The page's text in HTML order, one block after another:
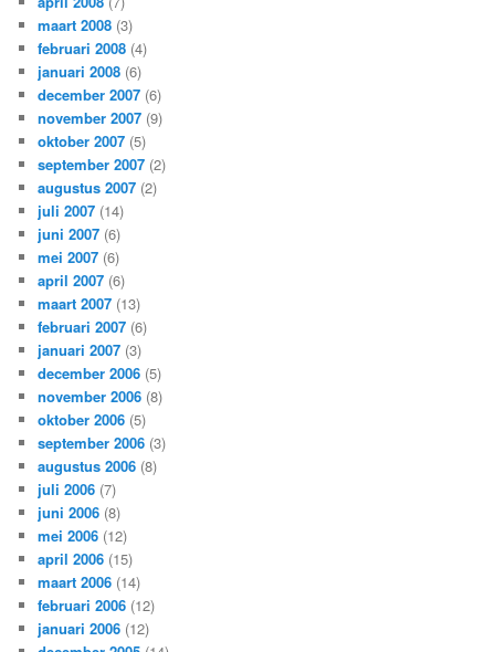
maart 2008 (3)
februari 2008 (4)
januari 2008 (6)
december 2007 (6)
november 2007 (9)
oktober 2007 (5)
september 2007 (2)
augustus 2007 (2)
juli 2007 (14)
juni 2007 (6)
mei 2007 (6)
april 2007 (6)
maart 2007 (13)
februari 2007 (6)
januari 2007 (3)
december 2006 (5)
november 2006 (8)
oktober 2006 (5)
september 2006 (3)
augustus 2006 (8)
juli 2006 (7)
juni 2006 (8)
mei 2006 (12)
april 2006 (15)
maart 2006 (14)
februari 2006 (12)
januari 2006 (12)